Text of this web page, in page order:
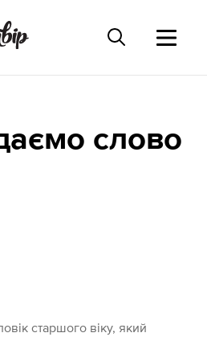
старшого віку, який
слово